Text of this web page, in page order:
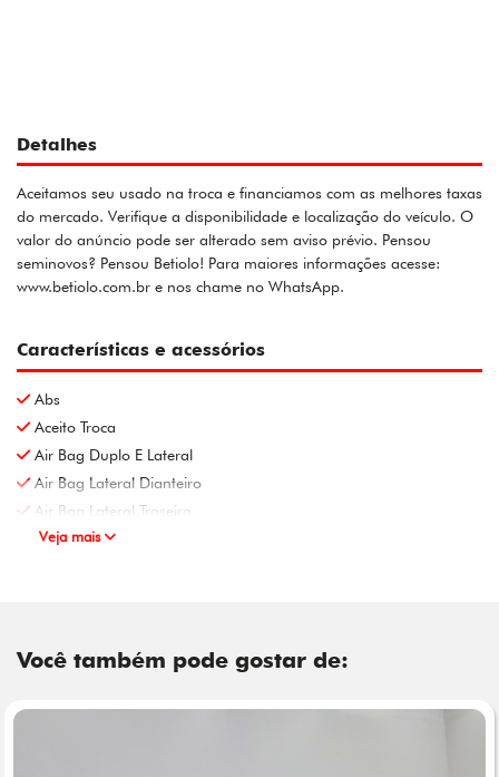
Detalhes
Aceitamos seu usado na troca e financiamos com as melhores taxas
do mercado. Verifique a disponibilidade e localização do veículo. O
valor do anúncio pode ser alterado sem aviso prévio. Pensou
seminovos? Pensou Betiolo! Para maiores informações acesse:
www.betiolo.com.br e nos chame no WhatsApp.
Características e acessórios
Abs
Aceito Troca
Air Bag Duplo E Lateral
Air Bag Lateral Dianteiro
Air Bag Lateral Traseiro
Veja mais
Você também pode gostar de: